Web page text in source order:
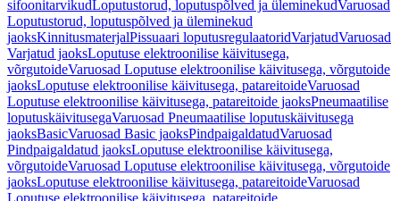
sifoonitarvikudLoputustorud, loputuspõlved ja üleminekudVaruosad
Loputustorud, loputuspõlved ja üleminekud
jaoksKinnitusmaterjalPissuaari loputusregulaatoridVarjatudVaruosad
Varjatud jaoksLoputuse elektroonilise käivitusega,
võrgutoideVaruosad Loputuse elektroonilise käivitusega, võrgutoide
jaoksLoputuse elektroonilise käivitusega, patareitoideVaruosad
Loputuse elektroonilise käivitusega, patareitoide jaoksPneumaatilise
loputuskäivitusegaVaruosad Pneumaatilise loputuskäivitusega
jaoksBasicVaruosad Basic jaoksPindpaigaldatudVaruosad
Pindpaigaldatud jaoksLoputuse elektroonilise käivitusega,
võrgutoideVaruosad Loputuse elektroonilise käivitusega, võrgutoide
jaoksLoputuse elektroonilise käivitusega, patareitoideVaruosad
Loputuse elektroonilise käivitusega, patareitoide